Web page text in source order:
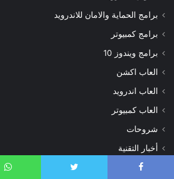
برامج الحماية والامان للاندرويد
برامج كمبيوتر
برامج ويندوز 10
العاب اكشن
العاب اندرويد
العاب كمبيوتر
شروحات
أخبار التقنية